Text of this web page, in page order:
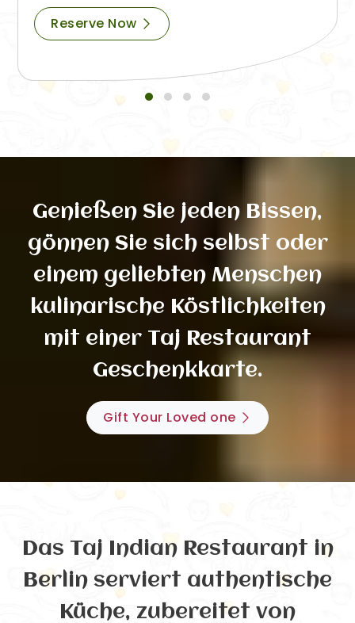
Reserve Now
Genießen Sie jeden Bissen,
gönnen Sie sich selbst oder
einem geliebten Menschen
kulinarische Köstlichkeiten
mit einer Taj Restaurant
Geschenkkarte.
Gift Your Loved one
Das Taj Indian Restaurant in
Berlin serviert authentische
Küche, zubereitet von